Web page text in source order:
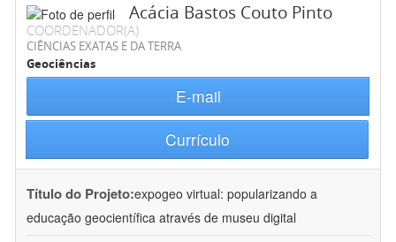
Acácia Bastos Couto Pinto
COORDENADOR(A)
CIÊNCIAS EXATAS E DA TERRA
Geociências
E-mail
Currículo
Título do Projeto:expogeo virtual: popularizando a
educação geocientífica através de museu digital